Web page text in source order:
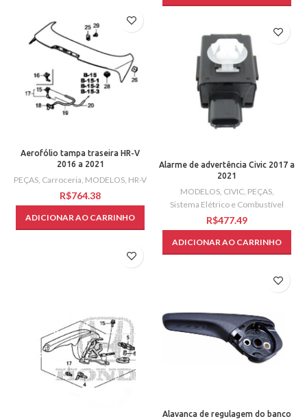
Aerofólio tampa traseira HR-V
2016 a 2021
PEÇAS, Carroceria, MODELOS, HR-V
R$
ADICIONAR AO CARRINHO
Alarme de advertência Civic 2017 a
2021
MODELOS, CIVIC, PEÇAS,
Sistema Elétrico e Combustível
R$
ADICIONAR AO CARRINHO
Alavanca de regulagem do banco